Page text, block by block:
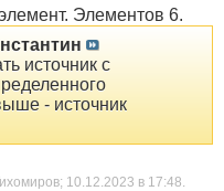
Элементов 6.
источник с
- источник
10.12.2023 в 17:48